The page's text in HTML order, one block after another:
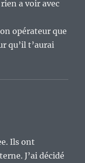
a voir avec
opérateur que
qu’il t’aurai
Ils ont
J’ai décidé